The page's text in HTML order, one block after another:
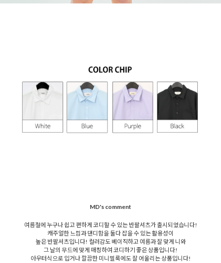
MD's comment
여름철에 누구나 쉽고 편하게 코디할 수 있는 반팔셔츠가 출시되었습니다!
캐주얼한 느낌과 댄디함을 둘다 잡을 수 있는 활용성이
높은 반팔셔츠입니다! 컬러감도 베이직하고 여름과 잘 맞게 니와
그 날의 무드에 맞게 매칭하여 코디하기 좋은 상품입니다!
아우터식으로 입거나 깔끔한 미니멀룩에도 잘 어울리는 상품입니다!